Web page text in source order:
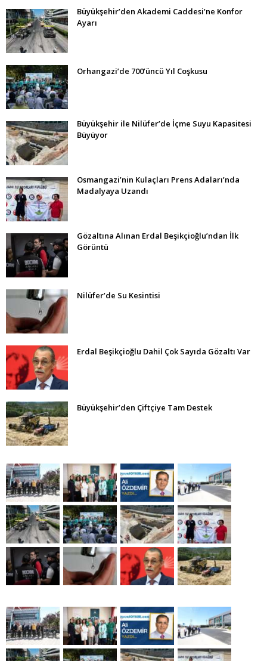
Büyükşehir’den Akademi Caddesi’ne Konfor
Ayarı
Orhangazi’de 700’üncü Yıl Coşkusu
Büyükşehir ile Nilüfer’de İçme Suyu Kapasitesi
Büyüyor
Osmangazi’nin Kulaçları Prens Adaları’nda
Madalyaya Uzandı
Gözaltına Alınan Erdal Beşikçioğlu’ndan İlk
Görüntü
Nilüfer’de Su Kesintisi
Erdal Beşikçioğlu Dahil Çok Sayıda Gözaltı Var
Büyükşehir’den Çiftçiye Tam Destek